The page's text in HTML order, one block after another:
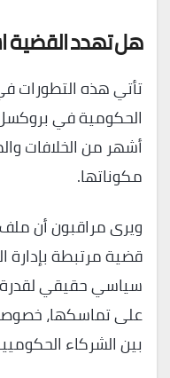
هل تهدد القضية
تأتي هذه التطورات
الحكومية في
أشهر من الخلافات
مكوناتها.
ويرى مراقبون أن
قضية مرتبطة بإدارة
سياسي حقيقي لقدرة
على تماسكها،
بين الشركاء